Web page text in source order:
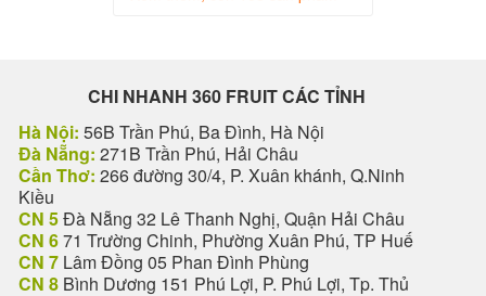
CHI NHANH 360 FRUIT CÁC TỈNH
Hà Nội: 56B Trần Phú, Ba Đình, Hà Nội
Đà Nẵng: 271B Trần Phú, Hải Châu
Cần Thơ: 266 đường 30/4, P. Xuân khánh, Q.Ninh
Kiều
CN 5Đà Nẵng 32 Lê Thanh Nghị, Quận Hải Châu
CN 671 Trường Chinh, Phường Xuân Phú, TP Huế
CN 7 Lâm Đồng 05 Phan Đình Phùng
CN 8 Bình Dương 151 Phú Lợi, P. Phú Lợi, Tp. Thủ